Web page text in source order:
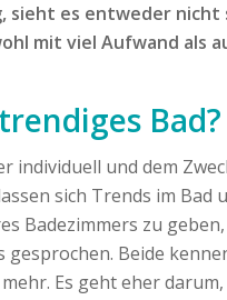
sieht es entweder
mit viel Aufwand als
Bad?
individuell und dem
sich Trends im
Badezimmers zu
gesprochen. Beide
Es geht eher